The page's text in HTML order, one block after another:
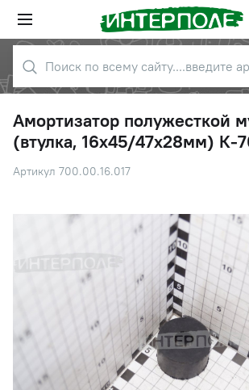
Амортизатор полужесткой
(втулка, 16х45/47х28мм) К-
Артикул 700.00.16.017